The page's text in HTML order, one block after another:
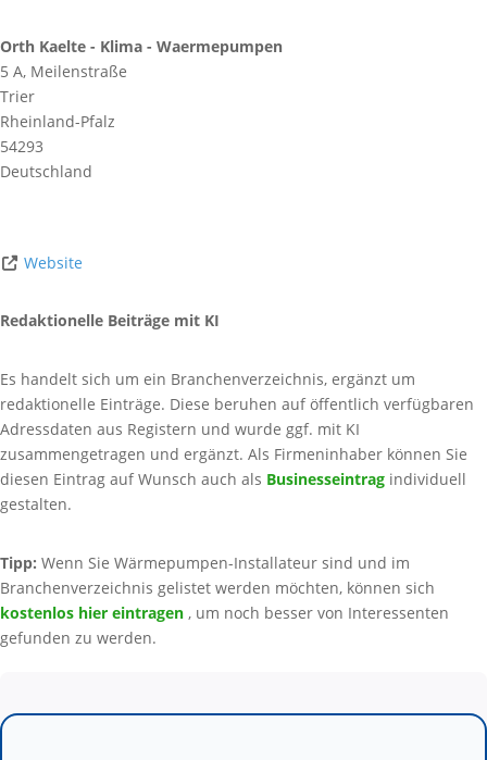
Orth Kaelte - Klima - Waermepumpen
5 A, Meilenstraße
Trier
Rheinland-Pfalz
54293
Deutschland
Website
Redaktionelle Beiträge mit KI
Es handelt sich um ein Branchenverzeichnis, ergänzt um
redaktionelle Einträge. Diese beruhen auf öffentlich verfügbaren
Adressdaten aus Registern und wurde ggf. mit KI
zusammengetragen und ergänzt. Als Firmeninhaber können Sie
diesen Eintrag auf Wunsch auch als Businesseintrag individuell
gestalten.
Tipp: Wenn Sie Wärmepumpen-Installateur sind und im
Branchenverzeichnis gelistet werden möchten, können sich
kostenlos hier eintragen , um noch besser von Interessenten
gefunden zu werden.